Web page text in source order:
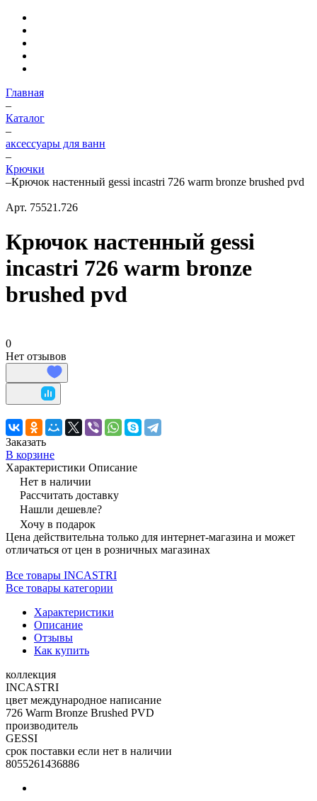
Главная
–
Каталог
–
аксессуары для ванн
–
Крючки
–Крючок настенный gessi incastri 726 warm bronze brushed pvd
Арт. 75521.726
Крючок настенный gessi
incastri 726 warm bronze
brushed pvd
0
Нет отзывов
Заказать
В корзине
Характеристики Описание
Нет в наличии
Рассчитать доставку
Нашли дешевле?
Хочу в подарок
Цена действительна только для интернет-магазина и может
отличаться от цен в розничных магазинах
Все товары INCASTRI
Все товары категории
Характеристики
Описание
Отзывы
Как купить
коллекция
INCASTRI
цвет международное написание
726 Warm Bronze Brushed PVD
производитель
GESSI
срок поставки если нет в наличии
8055261436886